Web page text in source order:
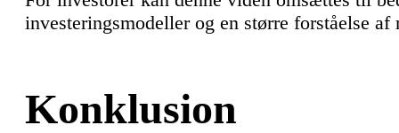
investeringsmodeller og en større forståelse af
Konklusion